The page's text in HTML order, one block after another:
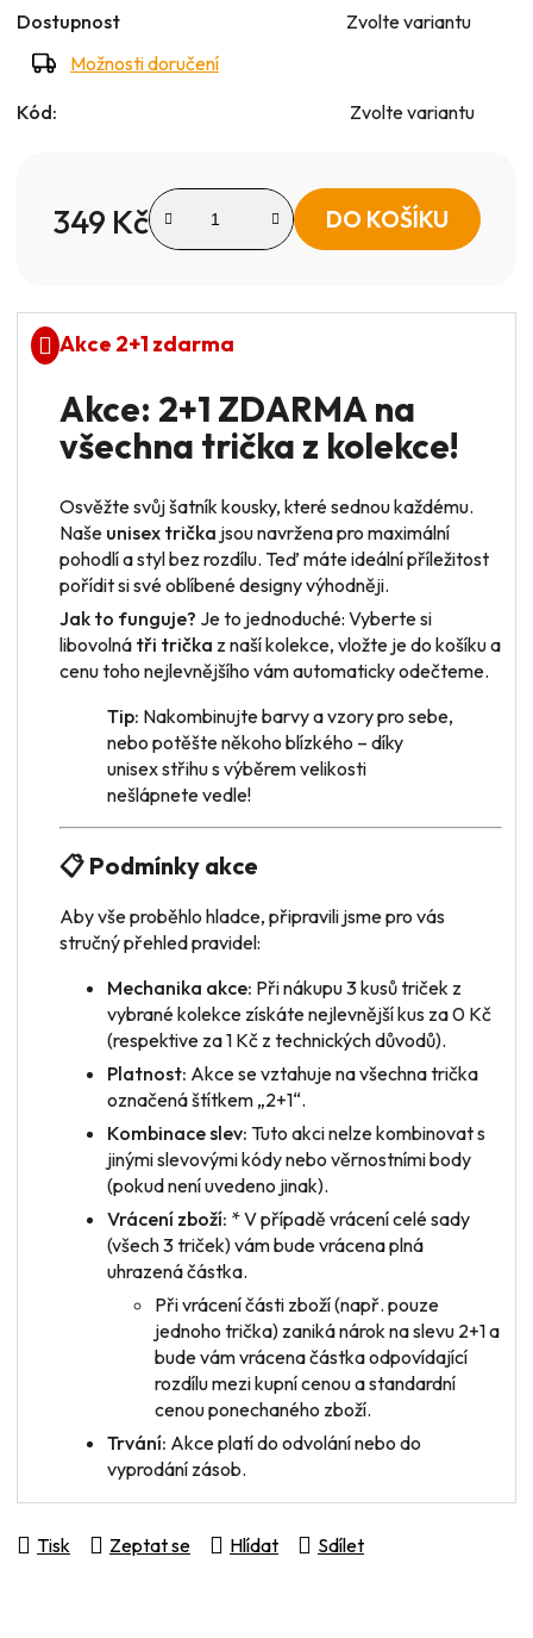
Dostupnost
Zvolte variantu
Možnosti doručení
Kód: Zvolte variantu
349 Kč DO KOŠÍKU
Akce 2+1 zdarma
Akce: 2+1 ZDARMA na
všechna trička z kolekce!
Osvěžte svůj šatník kousky, které sednou každému.
Naše unisex trička jsou navržena pro maximální
pohodlí a styl bez rozdílu. Teď máte ideální příležitost
pořídit si své oblíbené designy výhodněji.
Jak to funguje? Je to jednoduché: Vyberte si
libovolná tři trička z naší kolekce, vložte je do košíku a
cenu toho nejlevnějšího vám automaticky odečteme.
Tip: Nakombinujte barvy a vzory pro sebe,
nebo potěšte někoho blízkého – díky
unisex střihu s výběrem velikosti
nešlápnete vedle!
📋 Podmínky akce
Aby vše proběhlo hladce, připravili jsme pro vás
stručný přehled pravidel:
Mechanika akce: Při nákupu 3 kusů triček z
vybrané kolekce získáte nejlevnější kus za 0 Kč
(respektive za 1 Kč z technických důvodů).
Platnost: Akce se vztahuje na všechna trička
označená štítkem „2+1“.
Kombinace slev: Tuto akci nelze kombinovat s
jinými slevovými kódy nebo věrnostními body
(pokud není uvedeno jinak).
Vrácení zboží: * V případě vrácenícelé sady
(všech 3 triček) vám bude vrácena plná
uhrazená částka.
Při vráceníčásti zboží(např. pouze
jednoho trička) zaniká nárok na slevu 2+1 a
bude vám vrácena částka odpovídající
rozdílu mezi kupní cenou a standardní
cenou ponechaného zboží.
Trvání: Akce platí do odvolání nebo do
vyprodání zásob.
Tisk Zeptat se Hlídat Sdílet